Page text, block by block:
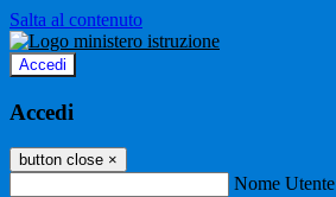
Salta al contenuto
Accedi
Accedi
button close ×
Nome Utente